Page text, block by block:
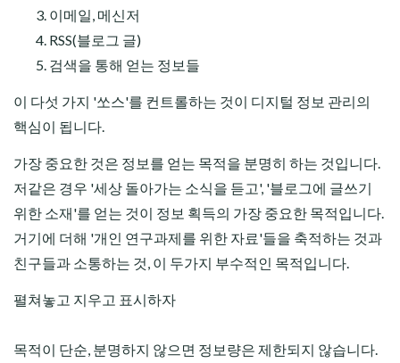
이메일, 메신저
RSS(블로그 글)
검색을 통해 얻는 정보들
이 다섯 가지 '쏘스'를 컨트롤하는 것이 디지털 정보 관리의
핵심이 됩니다.
가장 중요한 것은 정보를 얻는 목적을 분명히 하는 것입니다.
저같은 경우 '세상 돌아가는 소식을 듣고', '블로그에 글쓰기
위한 소재'를 얻는 것이 정보 획득의 가장 중요한 목적입니다.
거기에 더해 '개인 연구과제를 위한 자료'들을 축적하는 것과
친구들과 소통하는 것, 이 두가지 부수적인 목적입니다.
펼쳐놓고 지우고 표시하자
목적이 단순, 분명하지 않으면 정보량은 제한되지 않습니다.